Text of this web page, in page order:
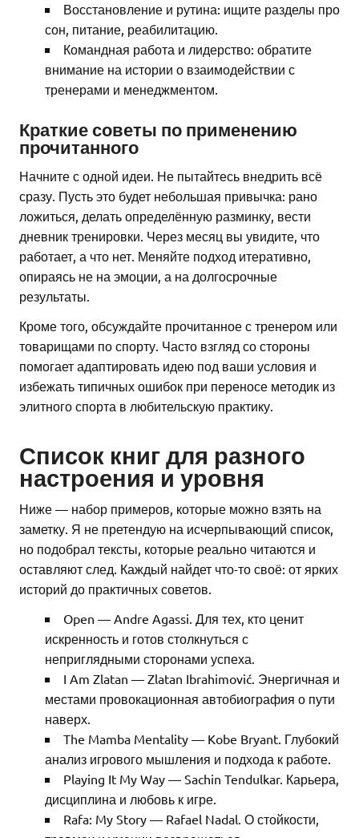
Восстановление и рутина: ищите разделы про
сон, питание, реабилитацию.
Командная работа и лидерство: обратите
внимание на истории о взаимодействии с
тренерами и менеджментом.
Краткие советы по применению
прочитанного
Начните с одной идеи. Не пытайтесь внедрить всё
сразу. Пусть это будет небольшая привычка: рано
ложиться, делать определённую разминку, вести
дневник тренировки. Через месяц вы увидите, что
работает, а что нет. Меняйте подход итеративно,
опираясь не на эмоции, а на долгосрочные
результаты.
Кроме того, обсуждайте прочитанное с тренером или
товарищами по спорту. Часто взгляд со стороны
помогает адаптировать идею под ваши условия и
избежать типичных ошибок при переносе методик из
элитного спорта в любительскую практику.
Список книг для разного
настроения и уровня
Ниже — набор примеров, которые можно взять на
заметку. Я не претендую на исчерпывающий список,
но подобрал тексты, которые реально читаются и
оставляют след. Каждый найдет что-то своё: от ярких
историй до практичных советов.
Open — Andre Agassi. Для тех, кто ценит
искренность и готов столкнуться с
неприглядными сторонами успеха.
I Am Zlatan — Zlatan Ibrahimović. Энергичная и
местами провокационная автобиография о пути
наверх.
The Mamba Mentality — Kobe Bryant. Глубокий
анализ игрового мышления и подхода к работе.
Playing It My Way — Sachin Tendulkar. Карьера,
дисциплина и любовь к игре.
Rafa: My Story — Rafael Nadal. О стойкости,